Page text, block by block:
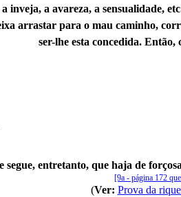
a inveja, a avareza, a sensualidade,
arrastar para o mau caminho,
ser-lhe esta concedida. Então,
segue, entretanto, que haja de
[9a - página 172
(Ver: Prova da